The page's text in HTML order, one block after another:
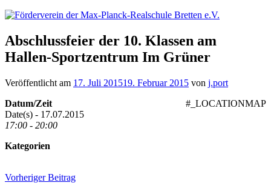
Abschlussfeier der 10. Klassen am
Hallen-Sportzentrum Im Grüner
Veröffentlicht am 17. Juli 201519. Februar 2015 von j.port
#_LOCATIONMAP
Datum/Zeit
Date(s) - 17.07.2015
17:00 - 20:00
Kategorien
Beitragsnavigation
Vorheriger Beitrag